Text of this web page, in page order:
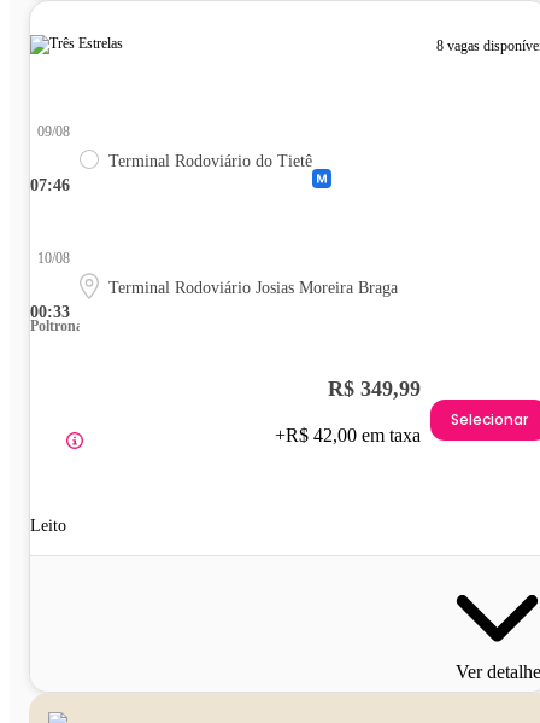
8 vagas
07:46
09/08
Terminal Rodoviário do Tietê
00:33
10/08
Terminal Rodoviário Josias Moreira Braga
Poltrona
Leito
R$ 349,99
+R$ 42,00 em taxa
Selecionar
Ver